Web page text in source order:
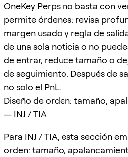
OneKey Perps no basta con
permite órdenes: revisa
margen usado y regla de
de una sola noticia o no
de entrar, reduce tamaño o
de seguimiento. Después de
no solo el PnL.
Diseño de orden: tamaño,
— INJ / TIA
Para INJ / TIA, esta sección
orden: tamaño,